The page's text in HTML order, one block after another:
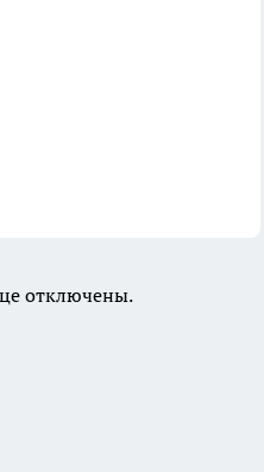
отключены.